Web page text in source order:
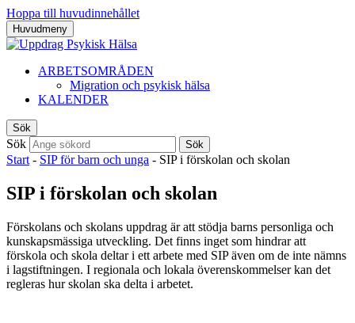
Hoppa till huvudinnehållet
Huvudmeny
ARBETSOMRÅDEN
Migration och psykisk hälsa
KALENDER
Sök
Sök Sök
Start - SIP för barn och unga - SIP i förskolan och skolan
SIP i förskolan och skolan
Förskolans och skolans uppdrag är att stödja barns personliga och
kunskapsmässiga utveckling. Det finns inget som hindrar att
förskola och skola deltar i ett arbete med SIP även om de inte nämns
i lagstiftningen. I regionala och lokala överenskommelser kan det
regleras hur skolan ska delta i arbetet.